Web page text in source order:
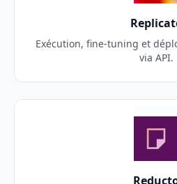
Exécution, fine-tuning et
via API.